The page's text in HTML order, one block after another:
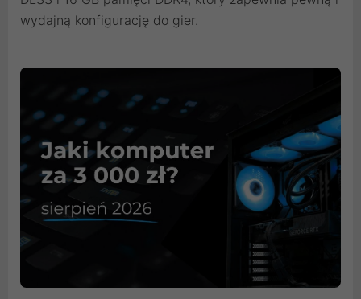
wydajną konfigurację do gier.